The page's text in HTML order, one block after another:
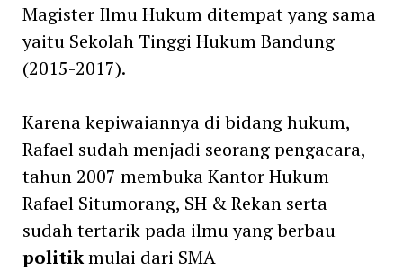
Magister Ilmu Hukum ditempat yang sama
yaitu Sekolah Tinggi Hukum Bandung
(2015-2017).
Karena kepiwaiannya di bidang hukum,
Rafael sudah menjadi seorang pengacara,
tahun 2007 membuka Kantor Hukum
Rafael Situmorang, SH & Rekan serta
sudah tertarik pada ilmu yang berbau
politikmulai dari SMA